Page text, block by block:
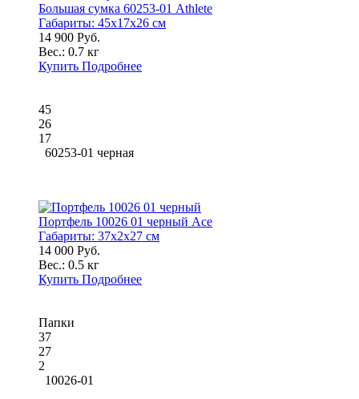
Большая сумка 60253-01 Athlete
Габариты: 45x17x26 см
14 900 Руб.
Вес.: 0.7 кг
Купить Подробнее
45
26
17
60253-01 черная
Портфель 10026 01 черный Ace
Габариты: 37x2x27 см
14 000 Руб.
Вес.: 0.5 кг
Купить Подробнее
Папки
37
27
2
10026-01